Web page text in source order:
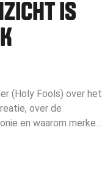
IS
(Holy Fools) over het
over de
en waarom merken